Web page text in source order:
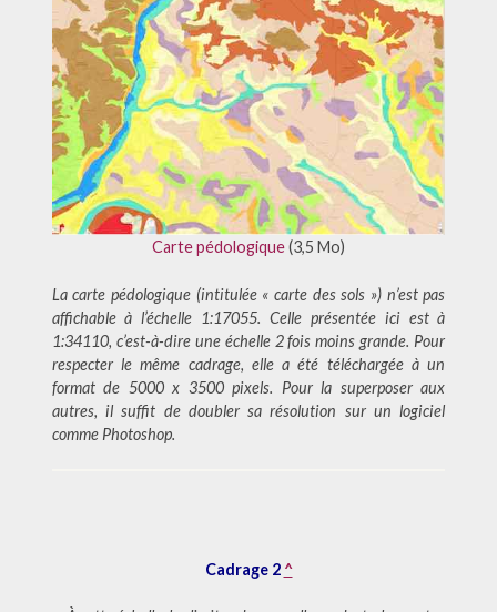
Carte pédologique(3,5 Mo)
La carte pédologique (intitulée « carte des sols ») n’est pas
affichable à l’échelle 1:17055. Celle présentée ici est à
1:34110, c’est-à-dire une échelle 2 fois moins grande. Pour
respecter le même cadrage, elle a été téléchargée à un
format de 5000 x 3500 pixels. Pour la superposer aux
autres, il suffit de doubler sa résolution sur un logiciel
comme Photoshop.
Cadrage 2 ^